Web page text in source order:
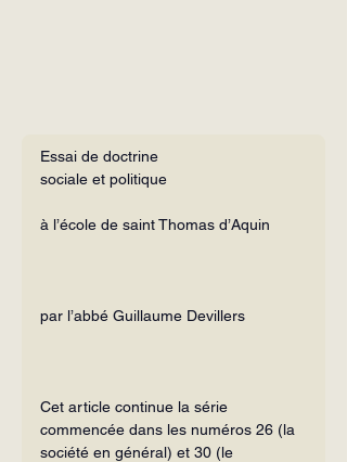
Essai de doctrine
sociale et politique
à l’école de saint Thomas d’Aquin
par l’abbé Guillaume Devillers
Cet article continue la série
commencée dans les numéros 26 (la
société en général) et 30 (le